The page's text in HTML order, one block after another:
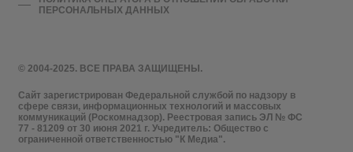
© 2004-2025. ВСЕ ПРАВА ЗАЩИЩЕНЫ.
Сайт зарегистрирован Федеральной службой по надзору в
сфере связи, информационных технологий и массовых
коммуникаций (Роскомнадзор). Реестровая запись ЭЛ № ФС
77 - 81209 от 30 июня 2021 г. Учредитель: Общество с
ограниченной ответственностью "К Медиа".
ПЕРСОНАЛЬНЫХ ДАННЫХ